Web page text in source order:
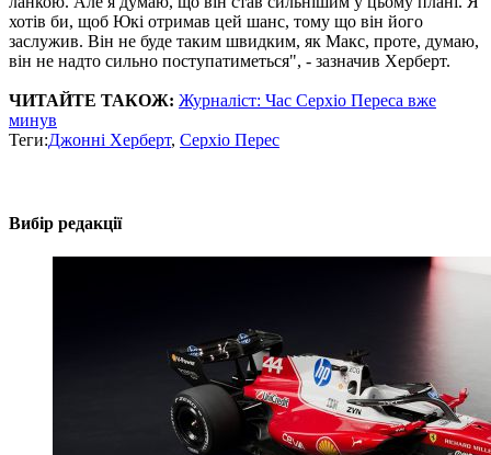
хотів би, щоб Юкі отримав цей шанс, тому що він його
заслужив. Він не буде таким швидким, як Макс, проте, думаю,
він не надто сильно поступатиметься", - зазначив Херберт.
ЧИТАЙТЕ ТАКОЖ: Журналіст: Час Серхіо Переса вже
минув
Теги:Джонні Херберт, Серхіо Перес
Вибір редакції